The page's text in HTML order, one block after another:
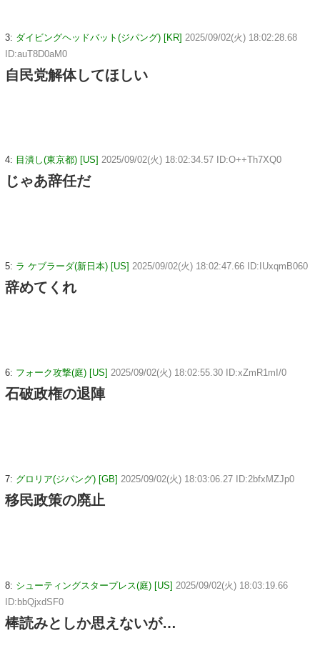
3: ダイビングヘッドバット(ジパング) [KR] 2025/09/02(火) 18:02:28.68
ID:auT8D0aM0
自民党解体してほしい
4: 目潰し(東京都) [US] 2025/09/02(火) 18:02:34.57 ID:O++Th7XQ0
じゃあ辞任だ
5: ラ ケブラーダ(新日本) [US] 2025/09/02(火) 18:02:47.66 ID:IUxqmB060
辞めてくれ
6: フォーク攻撃(庭) [US] 2025/09/02(火) 18:02:55.30 ID:xZmR1mI/0
石破政権の退陣
7: グロリア(ジパング) [GB] 2025/09/02(火) 18:03:06.27 ID:2bfxMZJp0
移民政策の廃止
8: シューティングスタープレス(庭) [US] 2025/09/02(火) 18:03:19.66
ID:bbQjxdSF0
棒読みとしか思えないが…